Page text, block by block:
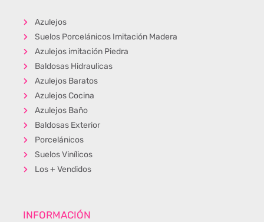
Azulejos
Suelos Porcelánicos Imitación Madera
Azulejos imitación Piedra
Baldosas Hidraulicas
Azulejos Baratos
Azulejos Cocina
Azulejos Baño
Baldosas Exterior
Porcelánicos
Suelos Vinílicos
Los + Vendidos
INFORMACIÓN